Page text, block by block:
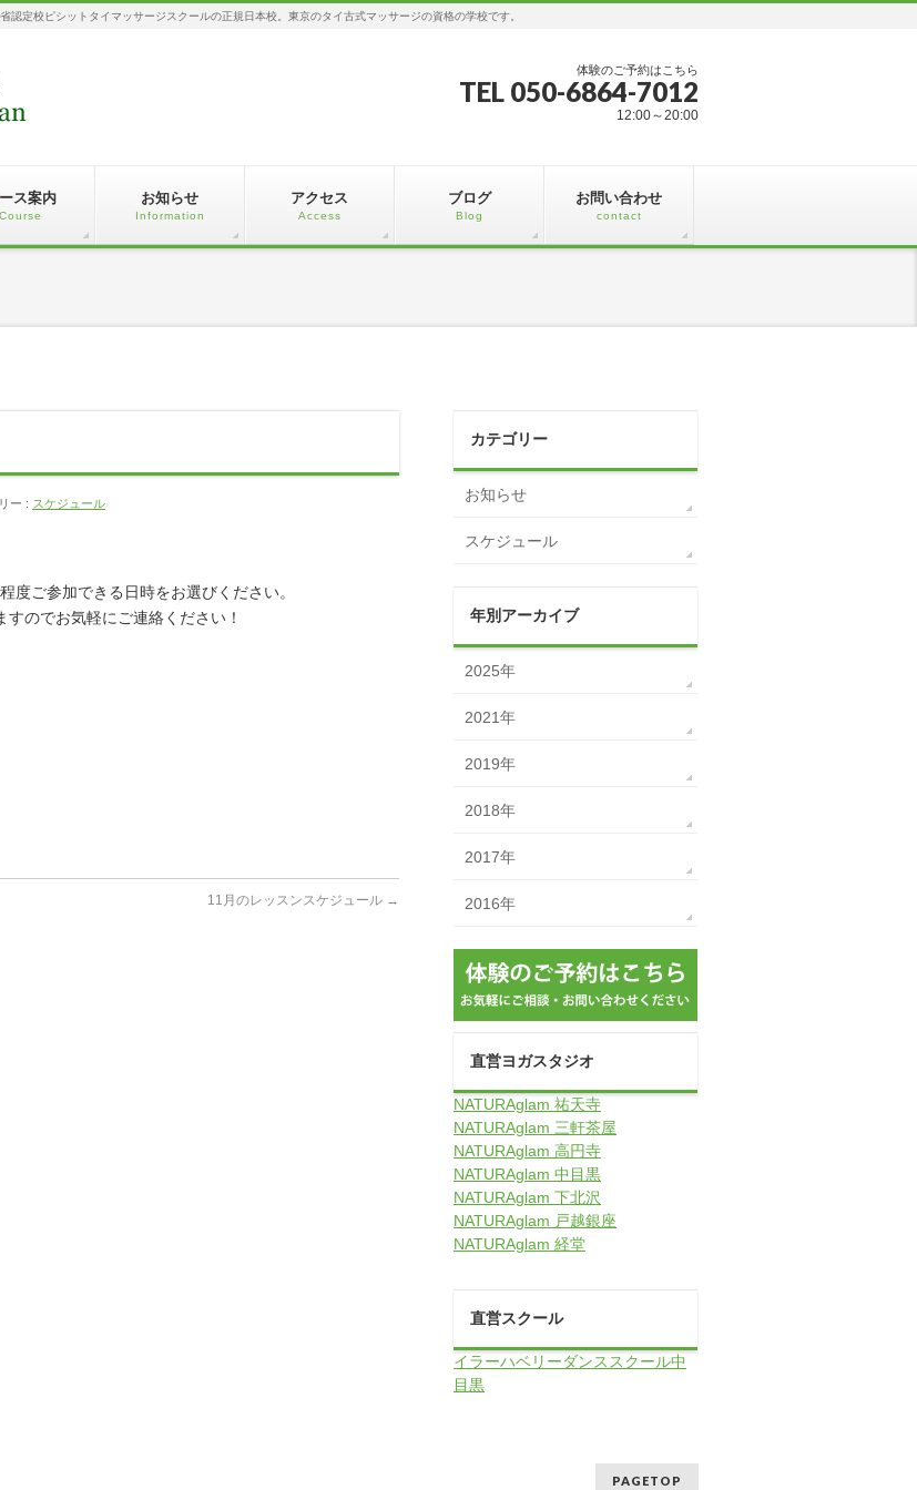
定校ピシットタイマッサージスクールの正規日本校。東京のタイ古式マッサージの資格の学校です。
体験のご予約はこちら
TEL 050-6864-7012
12:00～20:00
ス案内
Course
お知らせ
Information
アクセス
Access
ブログ
Blog
お問い合わせ
contact
ー : スケジュール
度ご参加できる日時をお選びください。
のでお気軽にご連絡ください！
11月のレッスンスケジュール →
カテゴリー
お知らせ
スケジュール
年別アーカイブ
2025年
2021年
2019年
2018年
2017年
2016年
直営ヨガスタジオ
NATURAglam 祐天寺
NATURAglam 三軒茶屋
NATURAglam 高円寺
NATURAglam 中目黒
NATURAglam 下北沢
NATURAglam 戸越銀座
NATURAglam 経堂
直営スクール
イラーハベリーダンススクール中
目黒
PAGETOP